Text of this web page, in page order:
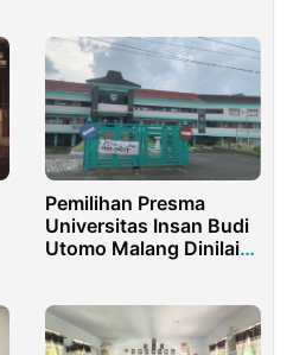
Pemilihan Presma
Universitas Insan Budi
Utomo Malang Dinilai